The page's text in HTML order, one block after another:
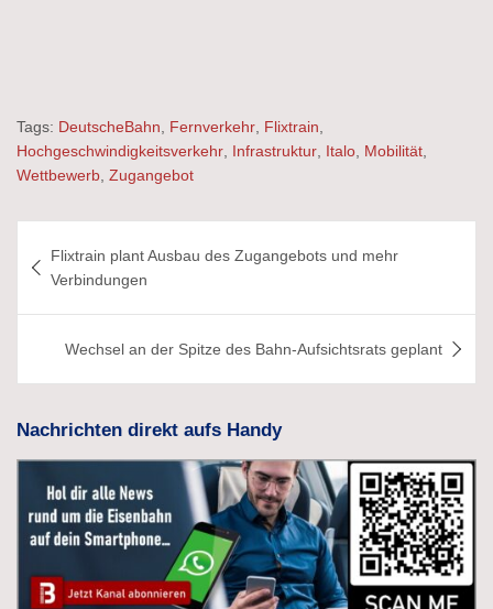
Tags: DeutscheBahn Fernverkehr Flixtrain
Hochgeschwindigkeitsverkehr Infrastruktur Italo Mobilität
Wettbewerb Zugangebot
Flixtrain plant Ausbau des Zugangebots und mehr
Verbindungen
Wechsel an der Spitze des Bahn-Aufsichtsrats geplant
Nachrichten direkt aufs Handy